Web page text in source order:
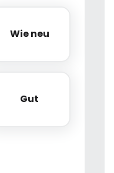
Wie neu
Wie neu
Gut
Gut